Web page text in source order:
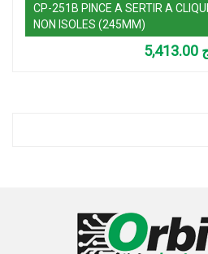
CP-251B PINCE A SERTIR A
NON ISOLES (245MM)
5,413.00